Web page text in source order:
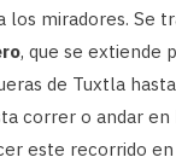
los miradores. Se
, que se extiende
de Tuxtla
correr o andar
este recorrido